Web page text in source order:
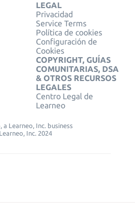
LEGAL
Privacidad
Service Terms
Política de cookies
Configuración de
Cookies
COPYRIGHT, GUÍAS
COMUNITARIAS, DSA
& OTROS RECURSOS
LEGALES
Centro Legal de
Learneo
a Learneo, Inc. business
Inc. 2024